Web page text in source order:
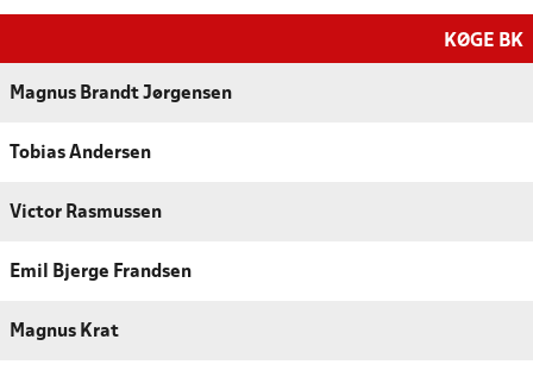
KØGE BK
Magnus Brandt Jørgensen
Tobias Andersen
Victor Rasmussen
Emil Bjerge Frandsen
Magnus Krat